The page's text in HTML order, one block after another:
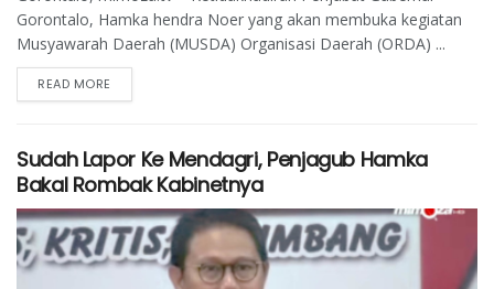
Gorontalo, Hamka hendra Noer yang akan membuka kegiatan
Musyawarah Daerah (MUSDA) Organisasi Daerah (ORDA) ...
READ MORE
Sudah Lapor Ke Mendagri, Penjagub Hamka
Bakal Rombak Kabinetnya